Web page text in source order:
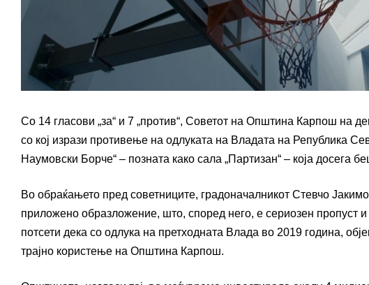
Со 14 гласови „за“ и 7 „против“, Советот на Општина Карпош на
со кој изрази противење на одлуката на Владата на Република
Наумовски Борче“ – позната како сала „Партизан“ – која досега
Во обраќањето пред советниците, градоначалникот Стевчо
приложено образложение, што, според него, е сериозен пропуст
потсети дека со одлука на претходната Влада во 2019 година,
трајно користење на Општина Карпош.